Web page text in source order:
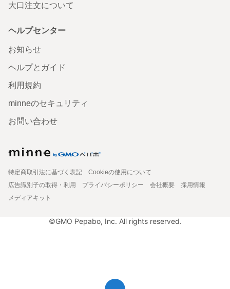
大口注文について
ヘルプセンター
お知らせ
ヘルプとガイド
利用規約
minneのセキュリティ
お問い合わせ
特定商取引法に基づく表記
Cookieの使用について
広告識別子の取得・利用
プライバシーポリシー 会社概要
採用情報
メディアキット
©GMO Pepabo, Inc. All rights reserved.